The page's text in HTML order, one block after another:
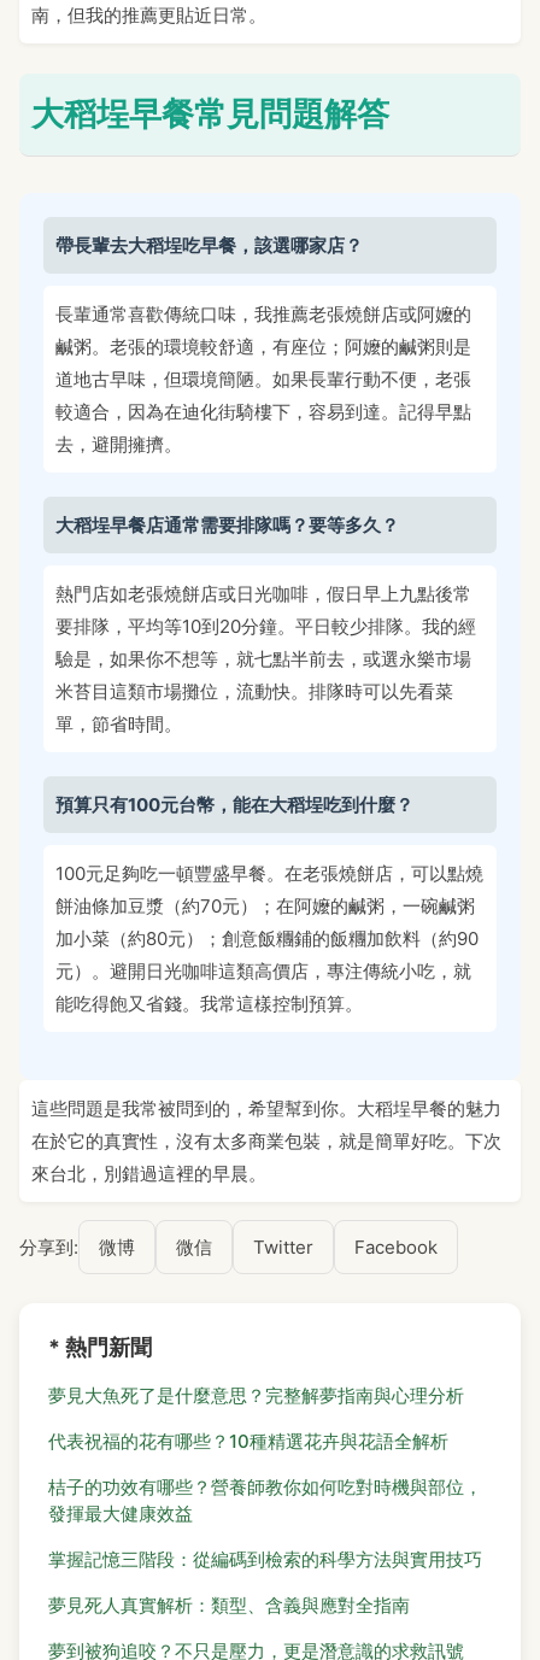
南，但我的推薦更貼近日常。
大稻埕早餐常見問題解答
帶長輩去大稻埕吃早餐，該選哪家店？
長輩通常喜歡傳統口味，我推薦老張燒餅店或阿嬤的
鹹粥。老張的環境較舒適，有座位；阿嬤的鹹粥則是
道地古早味，但環境簡陋。如果長輩行動不便，老張
較適合，因為在迪化街騎樓下，容易到達。記得早點
去，避開擁擠。
大稻埕早餐店通常需要排隊嗎？要等多久？
熱門店如老張燒餅店或日光咖啡，假日早上九點後常
要排隊，平均等10到20分鐘。平日較少排隊。我的經
驗是，如果你不想等，就七點半前去，或選永樂市場
米苔目這類市場攤位，流動快。排隊時可以先看菜
單，節省時間。
預算只有100元台幣，能在大稻埕吃到什麼？
100元足夠吃一頓豐盛早餐。在老張燒餅店，可以點燒
餅油條加豆漿（約70元）；在阿嬤的鹹粥，一碗鹹粥
加小菜（約80元）；創意飯糰鋪的飯糰加飲料（約90
元）。避開日光咖啡這類高價店，專注傳統小吃，就
能吃得飽又省錢。我常這樣控制預算。
這些問題是我常被問到的，希望幫到你。大稻埕早餐的魅力
在於它的真實性，沒有太多商業包裝，就是簡單好吃。下次
來台北，別錯過這裡的早晨。
分享到: 微博 微信 Twitter Facebook
* 熱門新聞
夢見大魚死了是什麼意思？完整解夢指南與心理分析
代表祝福的花有哪些？10種精選花卉與花語全解析
桔子的功效有哪些？營養師教你如何吃對時機與部位，
發揮最大健康效益
掌握記憶三階段：從編碼到檢索的科學方法與實用技巧
夢見死人真實解析：類型、含義與應對全指南
夢到被狗追咬？不只是壓力，更是潛意識的求救訊號